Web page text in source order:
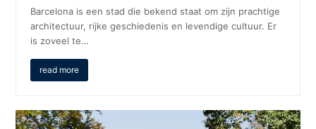
Barcelona is een stad die bekend staat om zijn prachtige
architectuur, rijke geschiedenis en levendige cultuur. Er
is zoveel te…
read more